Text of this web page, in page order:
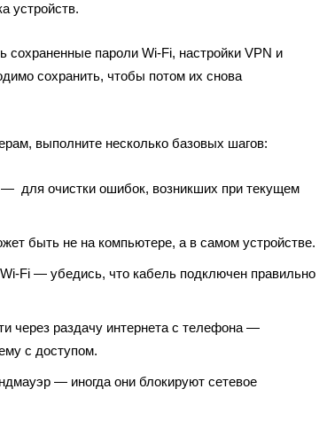
устройств.
сохраненные пароли Wi-Fi, настройки VPN и
сохранить, чтобы потом их снова
выполните несколько базовых шагов:
— для очистки ошибок, возникших при текущем
быть не на компьютере, а в самом устройстве.
Fi — убедись, что кабель подключен правильно
через раздачу интернета с телефона —
с доступом.
— иногда они блокируют сетевое